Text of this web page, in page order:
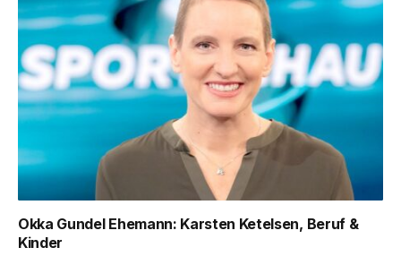
Okka Gundel Ehemann: Karsten Ketelsen, Beruf &
Kinder